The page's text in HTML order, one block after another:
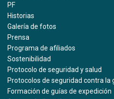
PF
Historias
Galería de fotos
Prensa
Programa de afiliados
Sostenibilidad
Protocolo de seguridad y salud
Protocolos de seguridad contra la
Formación de guías de expedición